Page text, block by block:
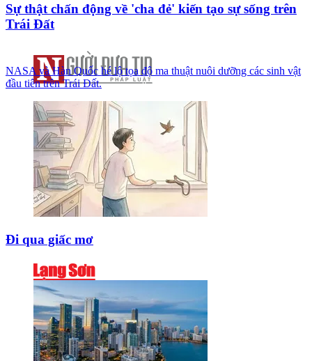
Sự thật chấn động về 'cha đẻ' kiến tạo sự sống trên
Trái Đất
NASA và Hàn Quốc hé lộ tọa độ ma thuật nuôi dưỡng các sinh vật
đầu tiên trên Trái Đất.
Đi qua giấc mơ